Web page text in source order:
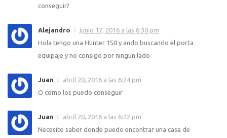
conseguir?
Alejandro
junio 17, 2016 a las 6:30 pm
Hola tengo una Hunter 150 y ando buscando el porta
equipaje y no consigo por ningún lado
Juan
abril 20, 2016 a las 6:24 pm
O como los puedo conseguir
Juan
abril 20, 2016 a las 6:22 pm
Necesito saber donde puedo encontrar una casa de